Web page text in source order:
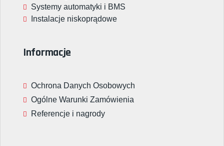
Systemy automatyki i BMS
Instalacje niskoprądowe
Informacje
Ochrona Danych Osobowych
Ogólne Warunki Zamówienia
Referencje i nagrody